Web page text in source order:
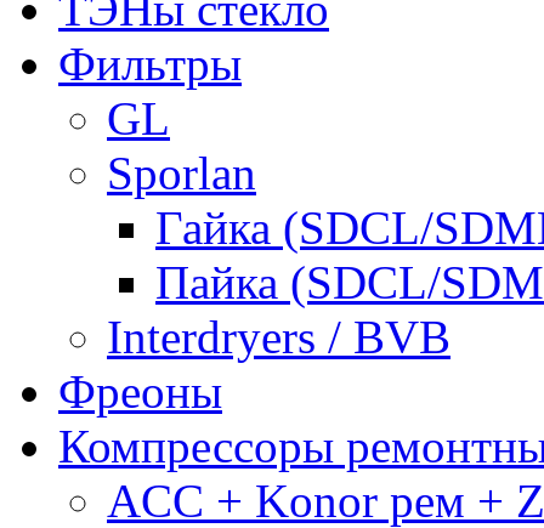
Фильтры
GL
Sporlan
Гайка (SDCL/
Пайка (SDCL/
Interdryers / BVB
Фреоны
Компрессоры
ACC + Konor рем +